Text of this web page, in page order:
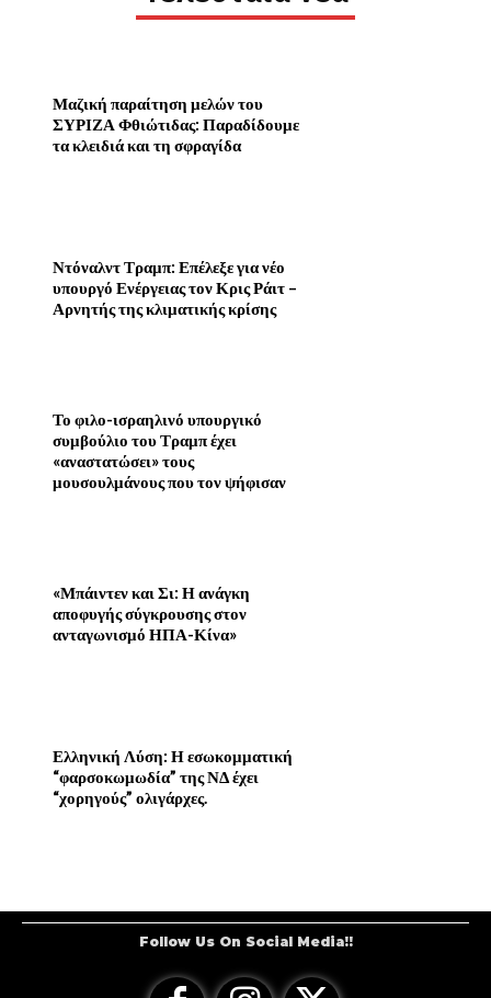
Μαζική παραίτηση μελών του
ΣΥΡΙΖΑ Φθιώτιδας: Παραδίδουμε
τα κλειδιά και τη σφραγίδα
Ντόναλντ Τραμπ: Επέλεξε για νέο
υπουργό Ενέργειας τον Κρις Ράιτ –
Αρνητής της κλιματικής κρίσης
Το φιλο-ισραηλινό υπουργικό
συμβούλιο του Τραμπ έχει
«αναστατώσει» τους
μουσουλμάνους που τον ψήφισαν
«Μπάιντεν και Σι: Η ανάγκη
αποφυγής σύγκρουσης στον
ανταγωνισμό ΗΠΑ-Κίνα»
Ελληνική Λύση: Η εσωκομματική
“φαρσοκωμωδία” της ΝΔ έχει
“χορηγούς” ολιγάρχες.
Follow Us On Social Media!!